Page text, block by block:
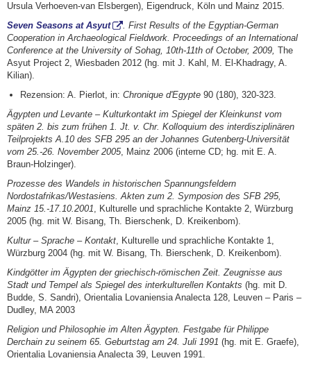
Ursula Verhoeven-van Elsbergen), Eigendruck, Köln und Mainz 2015.
Seven Seasons at Asyut
. First Results of the Egyptian-German
Cooperation in Archaeological Fieldwork. Proceedings of an International
Conference at the University of Sohag, 10th-11th of October, 2009, The
Asyut Project 2, Wiesbaden 2012 (hg. mit J. Kahl, M. El-Khadragy, A.
Kilian).
Rezension: A. Pierlot, in:Chronique d'Egypte 90 (180), 320-323.
Ägypten und Levante – Kulturkontakt im Spiegel der Kleinkunst vom
späten 2. bis zum frühen 1. Jt. v. Chr. Kolloquium des interdisziplinären
Teilprojekts A.10 des SFB 295 an der Johannes Gutenberg-Universität
vom 25.-26. November 2005, Mainz 2006 (interne CD; hg. mit E. A.
Braun-Holzinger).
Prozesse des Wandels in historischen Spannungsfeldern
Nordostafrikas/Westasiens. Akten zum 2. Symposion des SFB 295,
Mainz 15.-17.10.2001, Kulturelle und sprachliche Kontakte 2, Würzburg
2005 (hg. mit W. Bisang, Th. Bierschenk, D. Kreikenbom).
Kultur – Sprache – Kontakt, Kulturelle und sprachliche Kontakte 1,
Würzburg 2004 (hg. mit W. Bisang, Th. Bierschenk, D. Kreikenbom).
Kindgötter im Ägypten der griechisch-römischen Zeit. Zeugnisse aus
Stadt und Tempel als Spiegel des interkulturellen Kontakts (hg. mit D.
Budde, S. Sandri), Orientalia Lovaniensia Analecta 128, Leuven – Paris –
Dudley, MA 2003
Religion und Philosophie im Alten Ägypten. Festgabe für Philippe
Derchain zu seinem 65. Geburtstag am 24. Juli 1991 (hg. mit E. Graefe),
Orientalia Lovaniensia Analecta 39, Leuven 1991.